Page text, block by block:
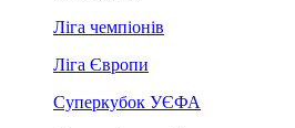
Ліга чемпіонів
Ліга Європи
Суперкубок УЄФА